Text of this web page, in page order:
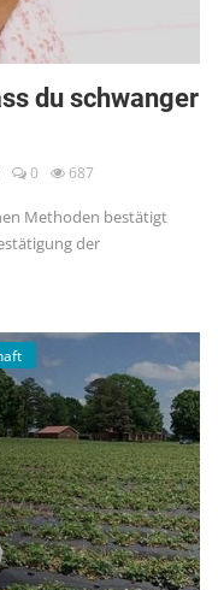
du schwanger
0 687
Methoden bestätigt
der